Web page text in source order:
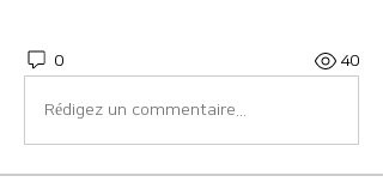
0 40
Rédigez un commentaire...